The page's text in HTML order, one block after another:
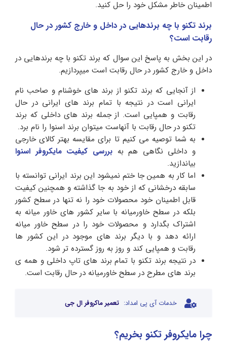
اطمینان خاطر مشکل خود را حل کنید.
برند تکنو با چه برندهایی در داخل و خارج کشور در حال
رقابت است؟
در این بخش به پاسخ این سوال که برند تکنو با چه برندهایی در
داخل و خارج کشور در حال رقابت است میپردازیم.
از آنجایی که برند تکنو از برند های خوشنام و صاحب نام
ایرانی است در نتیجه با تمام برند های ایرانی در حال
رقابت و همپایی است. از جمله برند های داخلی که برند
تکنو در حال رقابت با آنهاست میتوان برند اسنوا را نام برد.
به شما توصیه می کنیم تا برای مقایسه بهتر کالای خارجی
و داخلی نگاهی هم به بررسی کیفیت مایکروفر اسنوا
بیاندازید.
اما کار به همین جا ختم نمیشود این برند ایرانی توانسته با
سابقه درخشانی که از خود به جا گذاشته و همچنین کیفیت
قابل اطمینان خود محصولات خود را نه تنها در سطح کشور
بلکه در سطح خاورمیانه با سایر کشور های خاور میانه به
اشتراک بگدارد و محصولات خود را در سطح خاور میانه
ارائه دهد و با دیگر برند های موجود در این کشور ها
رقابت و همپایی کند و روز به روز گسترده تر شود.
در نتیجه برند تکنو با تمام برند های تاپ داخلی و همه ی
برند های مطرح در سطح خاورمیانه در حال رقابت است.
خدمات آی پی امداد: تعمیر ماکروفر ال جی
چرا مایکروفر تکنو بخریم؟